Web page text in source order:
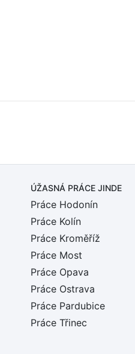
ÚŽASNÁ PRÁCE JINDE
Práce Hodonín
Práce Kolín
Práce Kroměříž
Práce Most
Práce Opava
Práce Ostrava
Práce Pardubice
Práce Třinec